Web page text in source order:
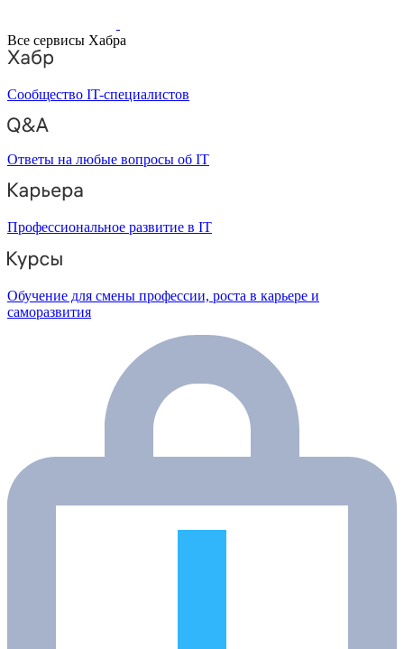
Все сервисы Хабра
Сообщество IT-специалистов
Ответы на любые вопросы об IT
Профессиональное развитие в IT
Обучение для смены профессии, роста в карьере и
саморазвития